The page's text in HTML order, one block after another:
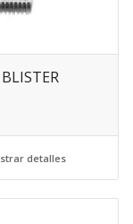
detalles